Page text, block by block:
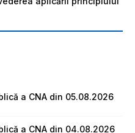
a CNA din 05.08.2026
a CNA din 04.08.2026